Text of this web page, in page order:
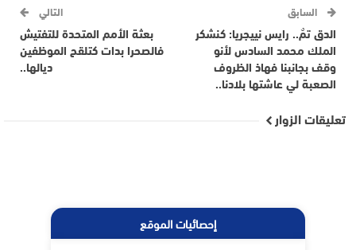
السابق
الدق تمٌ.. رايس نييجريا: كنشكر
الملك محمد السادس لأنو
وقف بجانبنا فهاذ الظروف
الصعبة لي عاشتها بلادنا..
التالي
بعثة الأمم المتحدة للتفتيش
فالصحرا بدات كتلقح الموظفين
ديالها..
تعليقات الزوار
إحصائيات الموقع